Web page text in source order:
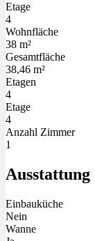
Etage
4
Wohnfläche
38 m²
Gesamtfläche
38,46 m²
Etagen
4
Etage
4
Anzahl Zimmer
1
Ausstattung
Einbauküche
Nein
Wanne